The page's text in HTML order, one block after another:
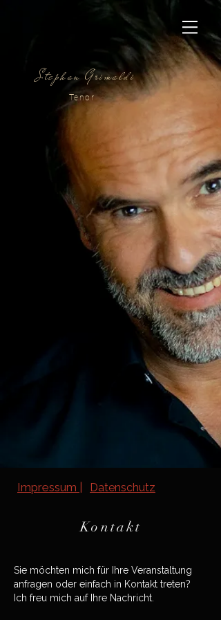
Stephan Grimaldi
Tenor
Impressum | Datenschutz
Kontakt
Sie möchten mich für Ihre Veranstaltung
anfragen oder einfach in Kontakt treten?
Ich freu mich auf Ihre Nachricht.